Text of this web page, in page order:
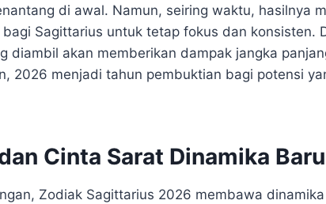
di awal. Namun, seiring waktu, hasilnya
Sagittarius untuk tetap fokus dan konsisten.
diambil akan memberikan dampak jangka
2026 menjadi tahun pembuktian bagi potensi
Cinta Sarat Dinamika Baru
Zodiak Sagittarius 2026 membawa